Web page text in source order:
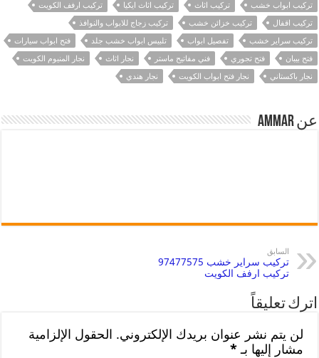
تركيب ابواب خشب
تركيب اثاث تركيب اثاث ايكيا
تركيب ارفف الكويت
تركيب اقفال
تركيب خزائن خشب
تركيب زجاج للابواب والنوافذ
تركيب سراير خشب
تفصيل ابواب تلبيس ابواب خشب جلد
فتح ابواب سيارات
فتح بيبان
فتح تجوري فني مفاتيح ماستر نجار اثاث
نجار المنيوم الكويت
نجار باكستاني
نجار فتح ابواب الكويت نجار هندي
عن Ammar
السابق
تركيب سراير خشب 97477575
تركيب ارفف الكويت
اترك تعليقاً
لن يتم نشر عنوان بريدك الإلكتروني. الحقول الإلزامية
مشار إليها بـ*